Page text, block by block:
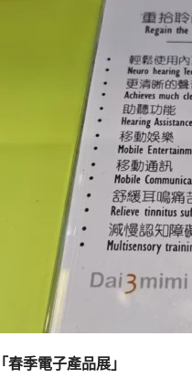
「春季電子產品展」